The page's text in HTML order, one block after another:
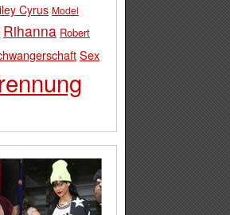
Cyrus Model
Rihanna Robert
Sex